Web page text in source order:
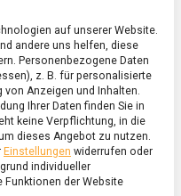
auf unserer Website.
andere uns helfen, diese
Personenbezogene Daten
z. B. für personalisierte
Anzeigen und Inhalten.
Ihrer Daten finden Sie in
keine Verpflichtung, in die
dieses Angebot zu nutzen.
Einstellungen widerrufen oder
individueller
Funktionen der Website